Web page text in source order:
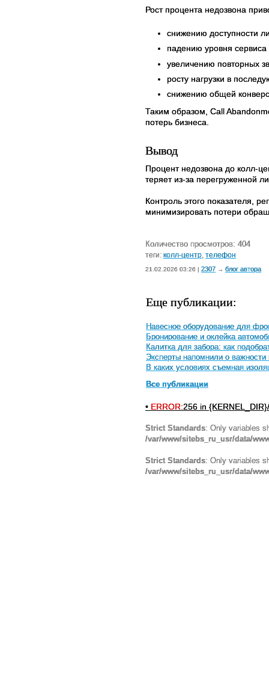
Рост процента недозвона
снижению доступности
падению уровня
увеличению повторных
росту нагрузки в
снижению общей
Таким образом, Call
потерь бизнеса.
Вывод
Процент недозвона до колл-
теряет из-за перегруженной
Контроль этого показателя,
минимизировать потери
Количество просмотров: 404
теги: колл-центр телефон
21.02.2026 03:26 | 2307 → блог автора
Еще публикации:
Навесное оборудование для
Бронирование и оклейка
Калитка для забора: как
Эксперты напомнили о важности
В каких условиях съемная
Все публикации
• ERROR:256 in
Strict Standards: Only variables
/var/www/sitebs_ru_usr/data/
Strict Standards: Only variables
/var/www/sitebs_ru_usr/data/